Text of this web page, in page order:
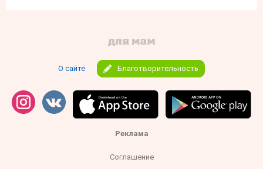
О сайте Благотворительность
Реклама
Соглашение